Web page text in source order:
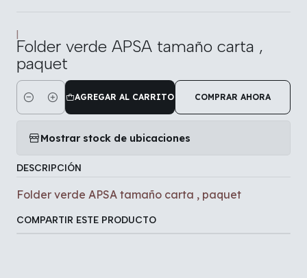
|
Folder verde APSA tamaño carta ,
paquet
Cantidad
AGREGAR AL CARRITO COMPRAR AHORA
Mostrar stock de ubicaciones
DESCRIPCIÓN
Folder verde APSA tamaño carta , paquet
COMPARTIR ESTE PRODUCTO